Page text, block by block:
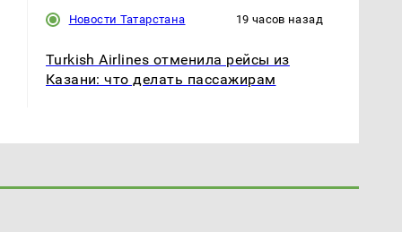
Новости Татарстана 19 часов назад
Turkish Airlines отменила рейсы из
Казани: что делать пассажирам